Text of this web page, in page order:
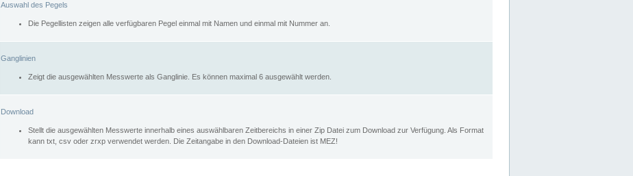
Auswahl des Pegels
Die Pegellisten zeigen alle verfügbaren Pegel einmal mit Namen und einmal mit Nummer an.
Ganglinien
Zeigt die ausgewählten Messwerte als Ganglinie. Es können maximal 6 ausgewählt werden.
Download
Stellt die ausgewählten Messwerte innerhalb eines auswählbaren Zeitbereichs in einer Zip Datei zum Download zur Verfügung. Als Format
kann txt, csv oder zrxp verwendet werden. Die Zeitangabe in den Download-Dateien ist MEZ!